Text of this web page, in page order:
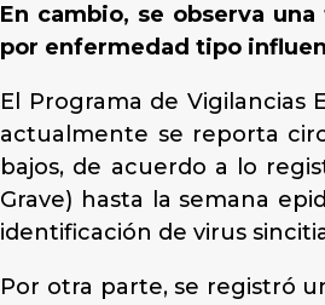
En cambio, se observa
por enfermedad tipo
El Programa de Vigilancias
actualmente se reporta
bajos, de acuerdo a lo
Grave) hasta la semana
identificación de virus
Por otra parte, se registró